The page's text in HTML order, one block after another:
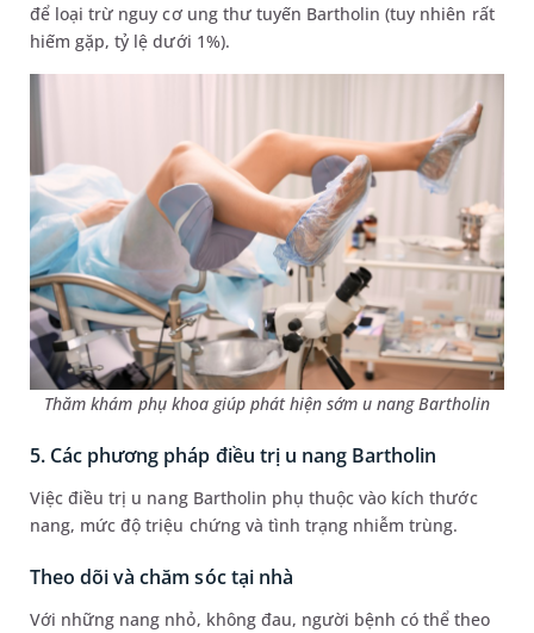
để loại trừ nguy cơ ung thư tuyến Bartholin (tuy nhiên rất
hiếm gặp, tỷ lệ dưới 1%).
Thăm khám phụ khoa giúp phát hiện sớm u nang Bartholin
5. Các phương pháp điều trị u nang Bartholin
Việc điều trị u nang Bartholin phụ thuộc vào kích thước
nang, mức độ triệu chứng và tình trạng nhiễm trùng.
Theo dõi và chăm sóc tại nhà
Với những nang nhỏ, không đau, người bệnh có thể theo